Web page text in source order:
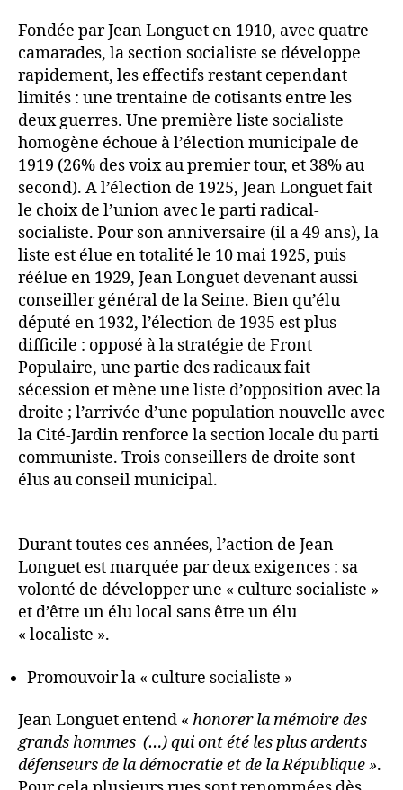
Fondée par Jean Longuet en 1910, avec quatre
camarades, la section socialiste se développe
rapidement, les effectifs restant cependant
limités : une trentaine de cotisants entre les
deux guerres. Une première liste socialiste
homogène échoue à l’élection municipale de
1919 (26% des voix au premier tour, et 38% au
second). A l’élection de 1925, Jean Longuet fait
le choix de l’union avec le parti radical-
socialiste. Pour son anniversaire (il a 49 ans), la
liste est élue en totalité le 10 mai 1925, puis
réélue en 1929, Jean Longuet devenant aussi
conseiller général de la Seine. Bien qu’élu
député en 1932, l’élection de 1935 est plus
difficile : opposé à la stratégie de Front
Populaire, une partie des radicaux fait
sécession et mène une liste d’opposition avec la
droite ; l’arrivée d’une population nouvelle avec
la Cité-Jardin renforce la section locale du parti
communiste. Trois conseillers de droite sont
élus au conseil municipal.
Durant toutes ces années, l’action de Jean
Longuet est marquée par deux exigences : sa
volonté de développer une « culture socialiste »
et d’être un élu local sans être un élu
« localiste ».
Promouvoir la « culture socialiste »
Jean Longuet entend « honorer la mémoire des
grands hommes (…) qui ont été les plus ardents
défenseurs de la démocratie et de la République ».